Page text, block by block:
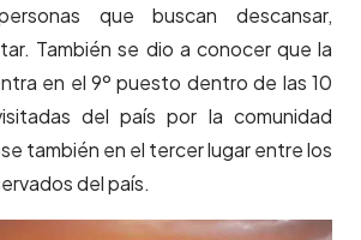
que buscan descansar,
También se dio a conocer que la
en el 9º puesto dentro de las 10
del país por la comunidad
también en el tercer lugar entre los
del país.